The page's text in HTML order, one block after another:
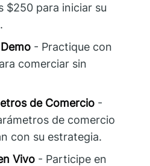
$250 para iniciar su
- Practique con
comerciar sin
de Comercio -
de comercio
con su estrategia.
Vivo - Participe en